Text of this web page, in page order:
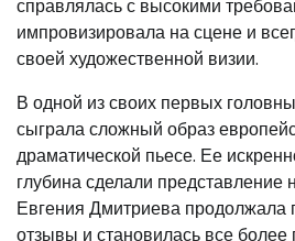
справлялась с высокими
импровизировала на сцене и
своей художественной визии.
В одной из своих первых
сыграла сложный образ
драматической пьесе. Ее
глубина сделали
Евгения Дмитриева продолжала
отзывы и становилась все